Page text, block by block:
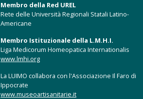
Membro della Red UREL
Rete delle Università Regionali Statali Latino-
Americane
Membro Istituzionale della L.M.H.I.
Liga Medicorum Homeopatica Internationalis
www.lmhi.org
La LUIMO collabora con l'Associazione Il Faro di
Ippocrate
www.museoartisanitarie.it